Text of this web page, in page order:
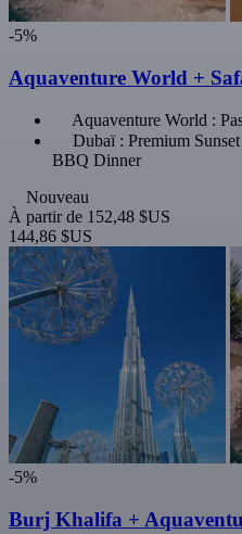
-5%
Aquaventure World +
Aquaventure World :
Dubaï : Premium
BBQ Dinner
Nouveau
À partir de 152,48 $US
144,86 $US
-5%
Burj Khalifa +